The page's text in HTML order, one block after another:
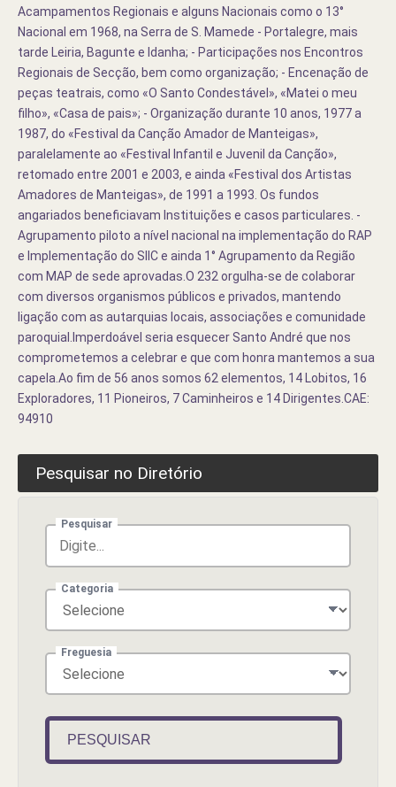
Acampamentos Regionais e alguns Nacionais como o 13°
Nacional em 1968, na Serra de S. Mamede - Portalegre, mais
tarde Leiria, Bagunte e Idanha; - Participações nos Encontros
Regionais de Secção, bem como organização; - Encenação de
peças teatrais, como «O Santo Condestável», «Matei o meu
filho», «Casa de pais»; - Organização durante 10 anos, 1977 a
1987, do «Festival da Canção Amador de Manteigas»,
paralelamente ao «Festival Infantil e Juvenil da Canção»,
retomado entre 2001 e 2003, e ainda «Festival dos Artistas
Amadores de Manteigas», de 1991 a 1993. Os fundos
angariados beneficiavam Instituições e casos particulares. -
Agrupamento piloto a nível nacional na implementação do RAP
e Implementação do SIlC e ainda 1° Agrupamento da Região
com MAP de sede aprovadas.O 232 orgulha-se de colaborar
com diversos organismos públicos e privados, mantendo
ligação com as autarquias locais, associações e comunidade
paroquial.Imperdoável seria esquecer Santo André que nos
comprometemos a celebrar e que com honra mantemos a sua
capela.Ao fim de 56 anos somos 62 elementos, 14 Lobitos, 16
Exploradores, 11 Pioneiros, 7 Caminheiros e 14 Dirigentes.CAE:
94910
Pesquisar no Diretório
Pesquisar
Categoria
Freguesia
PESQUISAR